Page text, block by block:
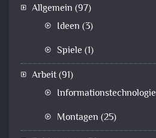
Allgemein (97)
Ideen (3)
Spiele (1)
Arbeit(91)
Informationstechnologie
Montagen (25)